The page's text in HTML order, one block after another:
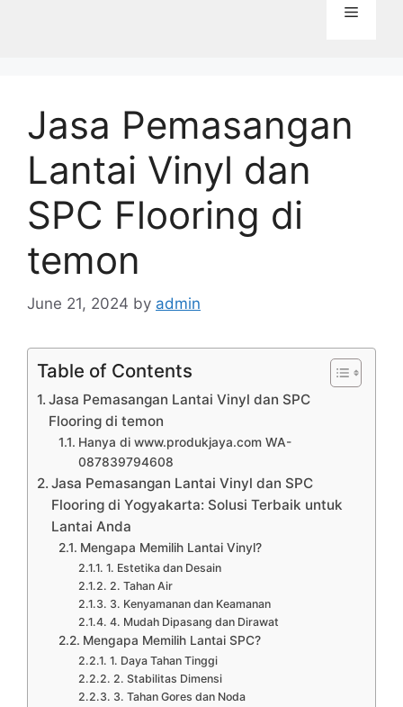
Menu
Jasa Pemasangan
Lantai Vinyl dan
SPC Flooring di
temon
June 21, 2024 by admin
Table of Contents
Jasa Pemasangan Lantai Vinyl dan SPC
Flooring di temon
Hanya di www.produkjaya.com WA-
087839794608
Jasa Pemasangan Lantai Vinyl dan SPC
Flooring di Yogyakarta: Solusi Terbaik untuk
Lantai Anda
Mengapa Memilih Lantai Vinyl?
1. Estetika dan Desain
2. Tahan Air
3. Kenyamanan dan Keamanan
4. Mudah Dipasang dan Dirawat
Mengapa Memilih Lantai SPC?
1. Daya Tahan Tinggi
2. Stabilitas Dimensi
3. Tahan Gores dan Noda